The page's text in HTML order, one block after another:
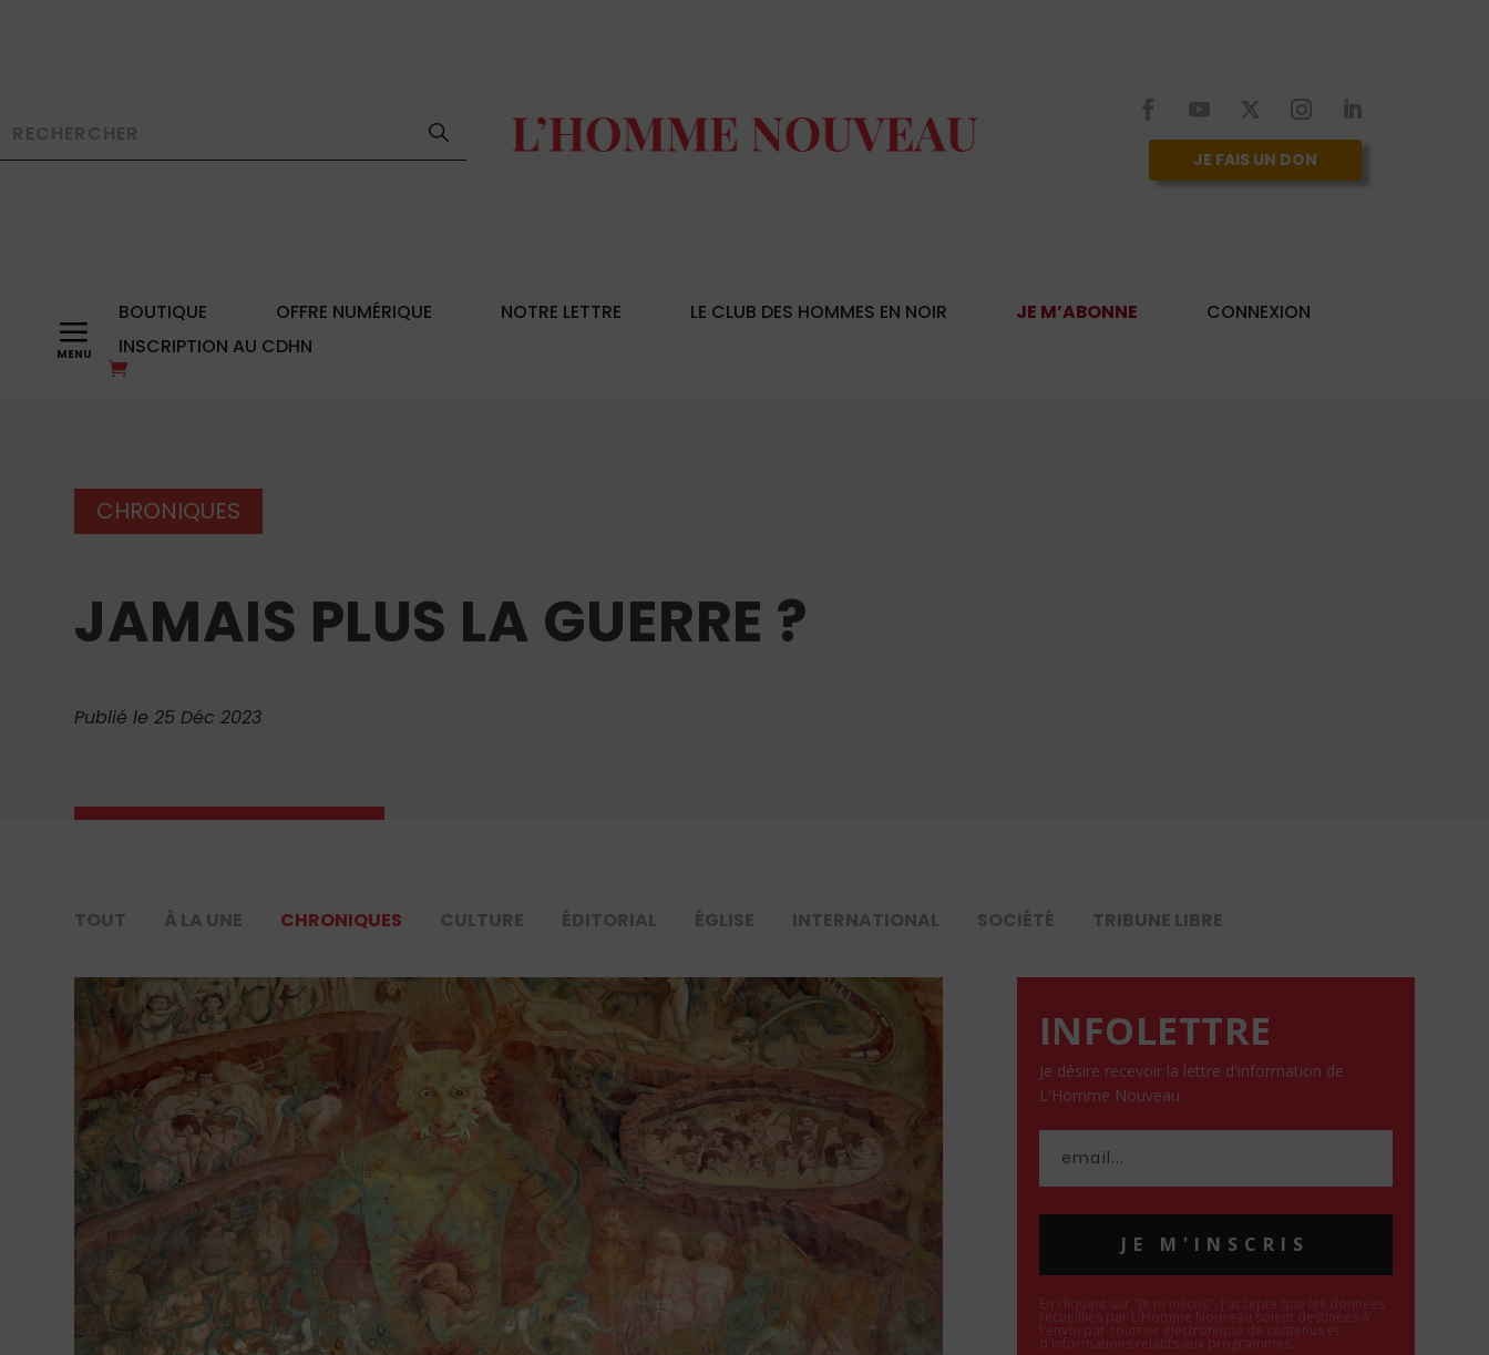
JE FAIS UN DON
a BOUTIQUE OFFRE NUMÉRIQUE NOTRE LETTRE LE CLUB DES HOMMES EN NOIR JE M’ABONNE
CONNEXION
INSCRIPTION AU CDHN
CHRONIQUES
JAMAIS PLUS LA GUERRE ?
Publié le 25 Déc 2023
TOUT À LA UNE CHRONIQUES CULTURE ÉDITORIAL ÉGLISE INTERNATIONAL SOCIÉTÉ TRIBUNE LIBRE
INFOLETTRE
Je désire recevoir la lettre d'information de
L'Homme Nouveau
JE M'INSCRIS
En cliquant sur "Je m'inscris", j'accepte que les données
recueillies par L'Homme Nouveau soient destinées à
l'envoi par courrier électronique de contenus et
d'informations relatifs aux programmes.